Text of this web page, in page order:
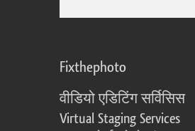
Fixthephoto
वीडियो एडिटिंग सर्विसिस
Virtual Staging Services